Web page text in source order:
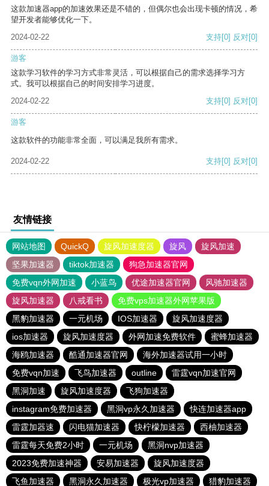
这款加速器app的加速效果还是不错的，但偶尔也会出现卡顿的情况，希
望开发者能够优化一下。
2024-02-22
支持[0] 反对[0]
游客
这款学习软件的学习方式非常灵活，可以根据自己的需求选择学习方
式。我可以根据自己的时间安排学习进度。
2024-02-22
支持[0] 反对[0]
游客
这款软件的功能非常全面，可以满足我所有需求。
2024-02-22 支持[0] 反对[0]
友情链接
网站地图 QuickQ 旋风加速度器 旋风
旋风加速
坚果加速器
tiktok加速器
狗急加速器官网
免费vqn外网加速
小蓝鸟 优途加速器官网
风驰加速器
旋风加速器
八戒看书
免费vps加速器外网苹果版
黑豹加速器
一元机场 IOS加速器
旋风加速度器
ios加速器
旋风加速度器 外网加速免费软件
蜜蜂加速器
海鸥加速器
酷通加速器官网
海外加速器试用一小时
免费vqn加速
飞鸟加速器 outline
雷霆vqn加速官网
黑洞加速
旋风加速度器
飞狗加速器
instagram免费加速器
黑洞vp永久加速器
快连加速器app
雷霆加器速
闪电猫加速器 快柠檬加速器
西柚加速器
雷霆每天免费2小时
一元机场
黑洞nvp加速器
2023免费加速神器
安易加速器
旋风加速度器
飞鱼加速器
黑洞永久加速器 极光vp加速器 猎豹加速器